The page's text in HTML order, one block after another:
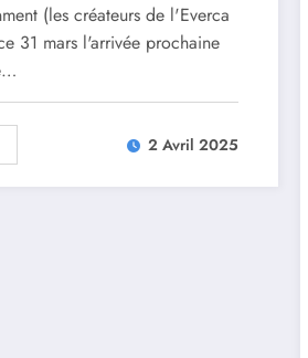
(les créateurs de l'Everca
31 mars l'arrivée prochaine
2 Avril 2025